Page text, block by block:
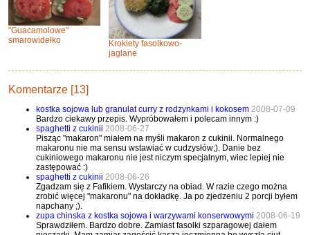
"Guacamolowe"
smarowidełko
Krokiety fasolkowo-
jaglane
Komentarze [13]
kostka sojowa lub granulat curry z rodzynkami i kokosem 2008-07-09
Bardzo ciekawy przepis. Wypróbowałem i polecam innym :)
spaghetti z cukinii 2008-06-27
Pisząc "makaron" miałem na myśli makaron z cukinii. Normalnego
makaronu nie ma sensu wstawiać w cudzysłów;). Danie bez
cukiniowego makaronu nie jest niczym specjalnym, wiec lepiej nie
zastępować :)
spaghetti z cukinii 2008-06-26
Zgadzam się z Fafikiem. Wystarczy na obiad. W razie czego można
zrobić więcej "makaronu" na dokładkę. Ja po zjedzeniu 2 porcji byłem
napchany ;).
zupa chinska z kostka sojowa i warzywami konserwowymi 2008-06-19
Sprawdziłem. Bardzo dobre. Zamiast fasolki szparagowej dałem